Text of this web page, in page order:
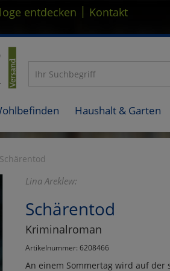
entdecken | Kontakt
Haushalt & Garten
Schärentod
Lina Areklew:
Schärentod
Kriminalroman
Artikelnummer: 6208466
An einem Sommertag wird auf der